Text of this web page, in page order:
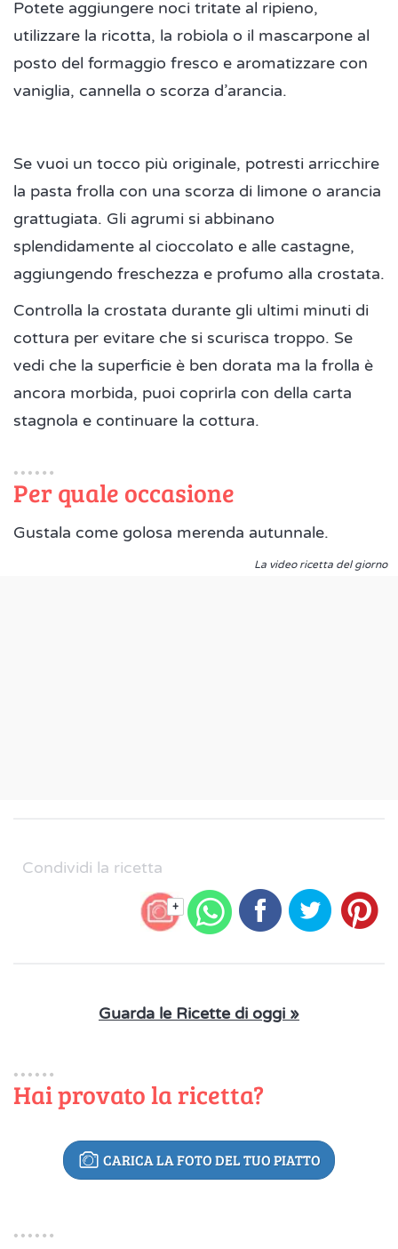
Potete aggiungere noci tritate al ripieno,
utilizzare la ricotta, la robiola o il mascarpone al
posto del formaggio fresco e aromatizzare con
vaniglia, cannella o scorza d’arancia.
Se vuoi un tocco più originale, potresti arricchire
la pasta frolla con una scorza di limone o arancia
grattugiata. Gli agrumi si abbinano
splendidamente al cioccolato e alle castagne,
aggiungendo freschezza e profumo alla crostata.
Controlla la crostata durante gli ultimi minuti di
cottura per evitare che si scurisca troppo. Se
vedi che la superficie è ben dorata ma la frolla è
ancora morbida, puoi coprirla con della carta
stagnola e continuare la cottura.
Per quale occasione
Gustala come golosa merenda autunnale.
La video ricetta del giorno
Condividi la ricetta
+
Guarda le Ricette di oggi »
Hai provato la ricetta?
CARICA LA FOTO DEL TUO PIATTO